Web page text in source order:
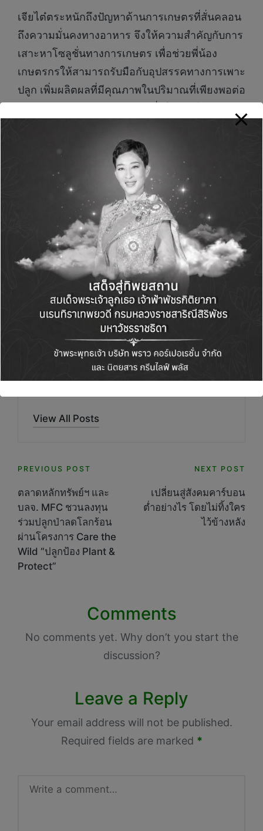
เจียไต๋ตระหนักถึงปัญหาด้านการเกษตรที่สั่นคลอน
ถึงความมั่นคงทางอาหาร จึงให้ความสำคัญกับการ
เสาะหาโซลูชั่นทางการเกษตร เพื่อช่วยพี่น้อง
เกษตรกรให้สามารถรับมือกับอุปสรรคทางการเพาะ
ปลูก เพิ่มผลิตผลที่มีคุณภาพในปริมาณที่เพียงพอต่อ
สามารถเข้าถึงแหล่งอาหารที่สด สะอาด ปลอดภัย
ซึ่งการส่งตัวแทนเจียไต๋สู่เวทีระดับโลกในครั้งนี้
เป็นอีกหนึ่งโอกาสที่สำคัญที่จะช่วยเสาะหาโซลูชั่น
ใหม่ๆ เพราะเราเชื่อว่าผู้นำรุ่นใหม่ทุกคนเสมือนต้น
กล้าที่แข็งแกร่ง และจะเติบโตสู่ต้นไม้ใหญ่ที่แข็ง
แรงและสมบูรณ์ ผู้ที่สนใจร่วมเป็นส่วนหนึ่งของ
ครอบครัวเจียไต๋ มาร่วมเป็นเจียไต๋แมนขับเคลื่อน
วงการเกษตรไทยไปพร้อมกันได้ที่
www.chiataigroup.com/joinus
View All Posts
Post
navigation
PREVIOUS POST
ตลาดหลักทรัพย์ฯ และ
บลจ. MFC ชวนลงทุน
ร่วมปลูกป่าลดโลกร้อน
ผ่านโครงการ Care the
Wild “ปลูกป้อง Plant &
Protect”
NEXT POST
เปลี่ยนสู่สังคมคาร์บอน
ต่ำอย่างไร โดยไม่ทิ้งใคร
ไว้ข้างหลัง
Comments
No comments yet. Why don’t you start the
discussion?
Leave a Reply
Your email address will not be published.
Required fields are marked *